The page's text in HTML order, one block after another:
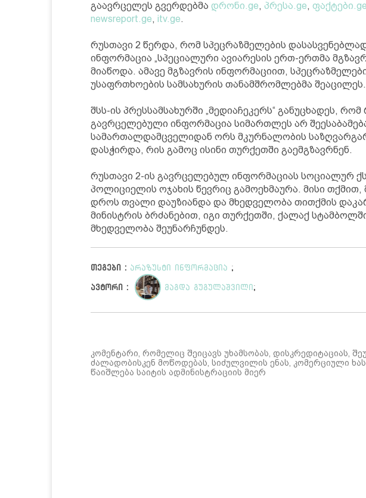
გაავრცელეს გვერდებმა დრონი.ge, პრესა.ge, ფაქტები.ge
newsreport.ge, itv.ge.
რუსთავი 2 წერდა, რომ სპეცრაზმელების დასასვენებლად
ინფორმაცია „სპეციალური ავიარესის ერთ-ერთმა
მიაწოდა. ამავე მგზავრის ინფორმაციით,
უსაფრთხოების სამსახურის თანამშრომლებმა
შსს-ის პრესსამსახურში „მედიაჩეკერს“ განუცხადეს,
გავრცელებული ინფორმაცია სიმართლეს არ
სამართალდამცველიდან ორს მკურნალობის
დასჭირდა, რის გამოც ისინი თურქეთში გაემგზავრნენ.
რუსთავი 2-ის გავრცელებულ ინფორმაციას სოციალურ
პოლიციელის ოჯახის წევრიც გამოეხმაურა. მისი თქმით,
დროს თვალი დაუზიანდა და მხედველობა თითქმის
მინისტრის ბრძანებით, იგი თურქეთში, ქალაქ
მხედველობა შეუნარჩუნდეს.
თეგები : არაზუსტი ინფორმაცია ;
ავტორი : მაგდა გუგულაშვილი ;
კომენტარი, რომელიც შეიცავს უხამსობას, დისკრედიტაციას,
ძალადობისკენ მოწოდებას, სიძულვილის ენას, კომერციული
წაიშლება საიტის ადმინისტრაციის მიერ